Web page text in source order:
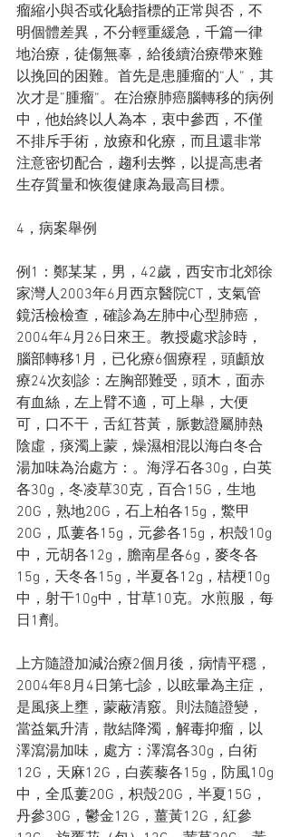
瘤縮小與否或化驗指標的正常與否，不
明個體差異，不分輕重緩急，千篇一律
地治療，徒傷無辜，給後續治療帶來難
以挽回的困難。首先是患腫瘤的“人“，其
次才是”腫瘤“。在治療肺癌腦轉移的病例
中，他始終以人為本，衷中參西，不僅
不排斥手術，放療和化療，而且還非常
注意密切配合，趨利去弊，以提高患者
生存質量和恢復健康為最高目標。
4，病案舉例
例1：鄭某某，男，42歲，西安市北郊徐
家灣人2003年6月西京醫院CT，支氣管
鏡活檢檢查，確診為左肺中心型肺癌，
2004年4月26日來王。教授處求診時，
腦部轉移1月，已化療6個療程，頭顱放
療24次刻診：左胸部難受，頭木，面赤
有血絲，左上臂不適，可上舉，大便
可，口不干，舌紅苔黃，脈數證屬肺熱
陰虛，痰濁上蒙，燥濕相混以海白冬合
湯加味為治處方：。海浮石各30g，白英
各30g，冬凌草30克，百合15G，生地
20G，熟地20G，石上柏各15g，鱉甲
20G，瓜蔞各15g，元參各15g，枳殼10g
中，元胡各12g，膽南星各6g，麥冬各
15g，天冬各15g，半夏各12g，桔梗10g
中，射干10g中，甘草10克。水煎服，每
日1劑。
上方隨證加減治療2個月後，病情平穩，
2004年8月4日第七診，以眩暈為主症，
是風痰上壅，蒙蔽清竅。則法隨證變，
當益氣升清，散結降濁，解毒抑瘤，以
澤瀉湯加味，處方：澤瀉各30g，白術
12G，天麻12G，白蒺藜各15g，防風10g
中，全瓜蔞20G，枳殼20G，半夏15G，
丹參30G，鬱金12G，薑黃12G，紅參